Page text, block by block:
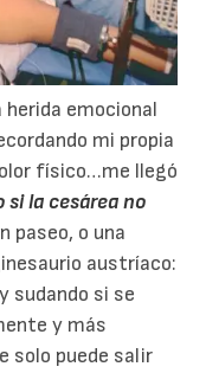
herida emocional
mi propia
físico…me llegó
si la cesárea no
paseo, o una
austríaco:
sudando si se
y más
solo puede salir